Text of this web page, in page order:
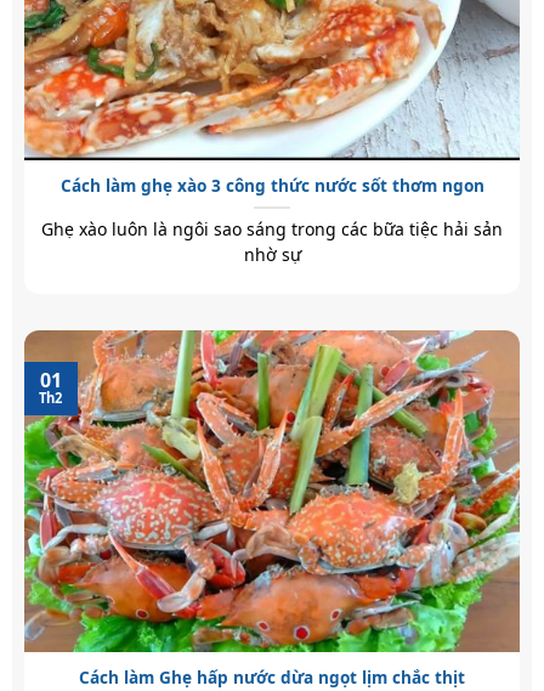
Cách làm ghẹ xào 3 công thức nước sốt thơm ngon
Ghẹ xào luôn là ngôi sao sáng trong các bữa tiệc hải sản
nhờ sự
Cách làm Ghẹ hấp nước dừa ngọt lịm chắc thịt
01
Th2